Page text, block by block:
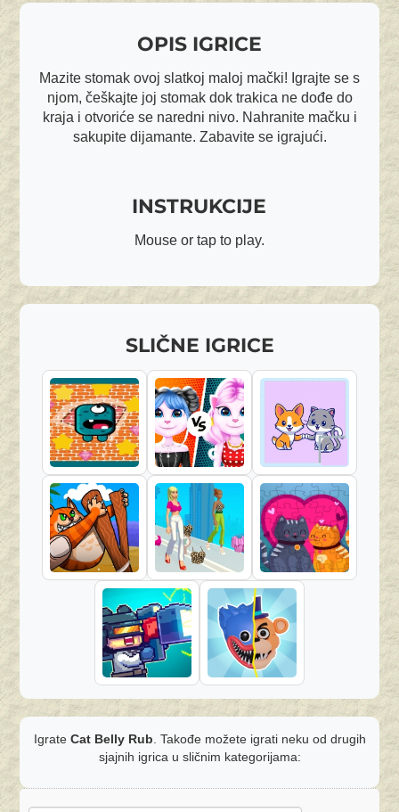
OPIS IGRICE
Mazite stomak ovoj slatkoj maloj mački! Igrajte se s
njom, češkajte joj stomak dok trakica ne dođe do
kraja i otvoriće se naredni nivo. Nahranite mačku i
sakupite dijamante. Zabavite se igrajući.
INSTRUKCIJE
Mouse or tap to play.
SLIČNE IGRICE
Igrate Cat Belly Rub . Takođe možete igrati neku od drugih
sjajnih igrica u sličnim kategorijama: